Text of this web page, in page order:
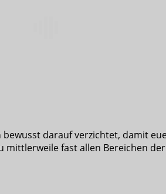
darauf verzichtet, damit
fast allen Bereichen